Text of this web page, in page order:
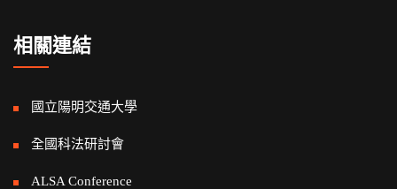
相關連結
國立陽明交通大學
全國科法研討會
ALSA Conference